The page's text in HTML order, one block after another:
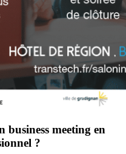
business meeting en
?